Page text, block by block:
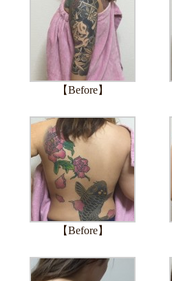
【Before】
【Before】